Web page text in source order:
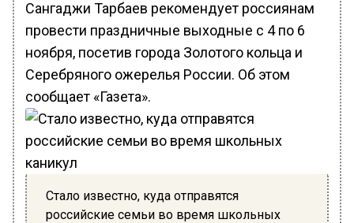
Сангаджи Тарбаев рекомендует россиянам
провести праздничные выходные с 4 по 6
ноября, посетив города Золотого кольца и
Серебряного ожерелья России. Об этом
сообщает «Газета».
Стало известно, куда отправятся
российские семьи во время школьных